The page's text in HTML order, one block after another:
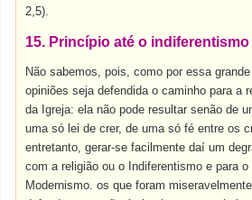
2,5).
15. Princípio até o
Não sabemos, pois, como por essa
opiniões seja defendida o caminho para a
da Igreja: ela não pode resultar senão de
uma só lei de crer, de uma só fé entre os
entretanto, gerar-se facilmente daí um
com a religião ou o Indiferentismo e para o
Modernismo. os que foram